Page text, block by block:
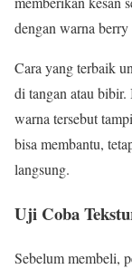
dengan warna
Cara yang terbaik
di tangan atau
warna tersebut
bisa membantu,
langsung.
Uji Coba
Sebelum membeli,